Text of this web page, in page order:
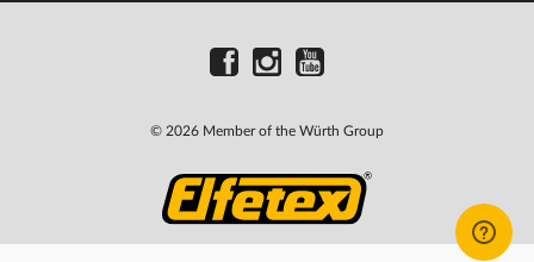
© 2026 Member of the Würth Group